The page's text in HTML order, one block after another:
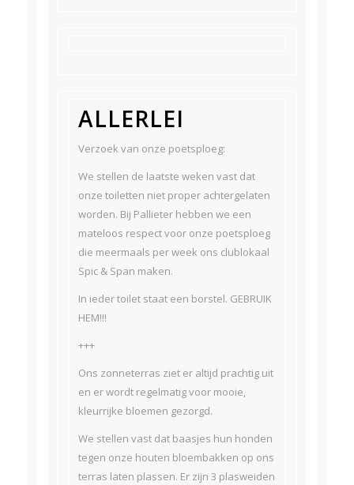
ALLERLEI
Verzoek van onze poetsploeg:
We stellen de laatste weken vast dat
onze toiletten niet proper achtergelaten
worden. Bij Pallieter hebben we een
mateloos respect voor onze poetsploeg
die meermaals per week ons clublokaal
Spic & Span maken.
In ieder toilet staat een borstel. GEBRUIK
HEM!!!
+++
Ons zonneterras ziet er altijd prachtig uit
en er wordt regelmatig voor mooie,
kleurrijke bloemen gezorgd.
We stellen vast dat baasjes hun honden
tegen onze houten bloembakken op ons
terras laten plassen. Er zijn 3 plasweiden